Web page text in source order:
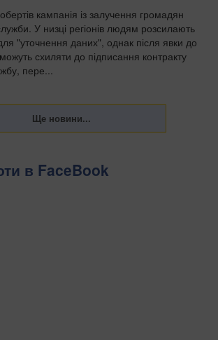
кампанія із залучення громадян
У низці регіонів людям розсилають
"уточнення даних", однак після явки до
можуть схиляти до підписання контракту
пере...
в FaceBook